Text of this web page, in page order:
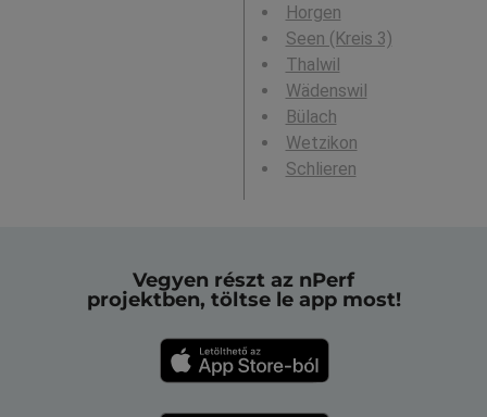
Horgen
Seen (Kreis 3)
Thalwil
Wädenswil
Bülach
Wetzikon
Schlieren
Vegyen részt az nPerf
projektben, töltse le app most!